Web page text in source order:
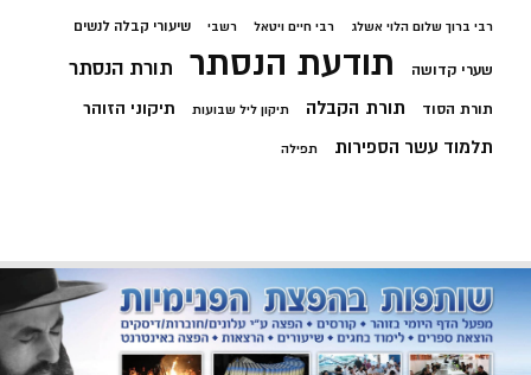
רבי ברוך שלום הלוי אשלג רבי חיים ויטאל רשבי שיעורי קבלה לנשים
שערי קדושה תודעת הנסתר תורת הנסתר
תורת הסוד תורת הקבלה תיקון ליל שבועות תיקוני הזוהר
תלמוד עשר הספירות תפילה